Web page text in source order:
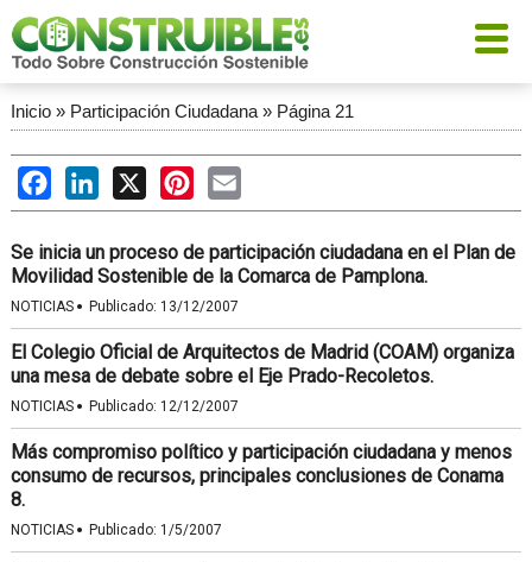
Inicio» Participación Ciudadana» Página 21
FacebookLinkedIn
X PinterestEmail
Se inicia un proceso de participación ciudadana en el Plan de
Movilidad Sostenible de la Comarca de Pamplona.
NOTICIAS · Publicado: 13/12/2007
El Colegio Oficial de Arquitectos de Madrid (COAM) organiza
una mesa de debate sobre el Eje Prado-Recoletos.
NOTICIAS · Publicado: 12/12/2007
Más compromiso político y participación ciudadana y menos
consumo de recursos, principales conclusiones de Conama
8.
NOTICIAS · Publicado: 1/5/2007